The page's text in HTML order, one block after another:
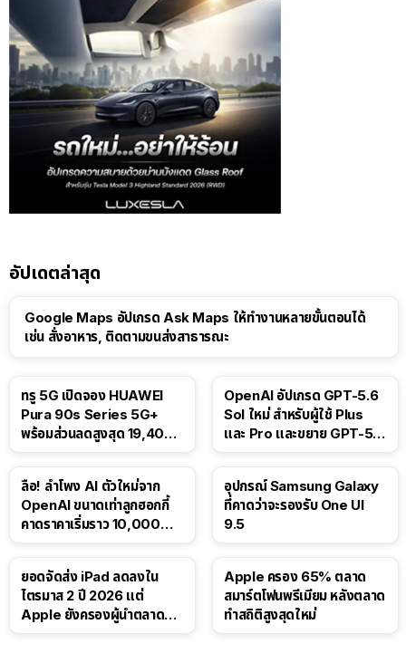
อัปเดตล่าสุด
Google Maps อัปเกรด Ask Maps ให้ทำงานหลายขั้นตอนได้
เช่น สั่งอาหาร, ติดตามขนส่งสาธารณะ
ทรู 5G เปิดจอง HUAWEI
Pura 90s Series 5G+
พร้อมส่วนลดสูงสุด 19,400
OpenAI อัปเกรด GPT-5.6
Sol ใหม่ สำหรับผู้ใช้ Plus
และ Pro และขยาย GPT-5.6
ลือ! ลำโพง AI ตัวใหม่จาก
OpenAI ขนาดเท่าลูกฮอกกี้
คาดราคาเริ่มราว 10,000
อุปกรณ์ Samsung Galaxy
ที่คาดว่าจะรองรับ One UI
9.5
ยอดจัดส่ง iPad ลดลงใน
ไตรมาส 2 ปี 2026 แต่
Apple ยังครองผู้นำตลาด
Apple ครอง 65% ตลาด
สมาร์ตโฟนพรีเมียม หลังตลาด
ทำสถิติสูงสุดใหม่